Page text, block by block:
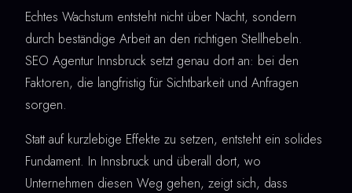
Echtes Wachstum entsteht nicht über Nacht, sondern
durch beständige Arbeit an den richtigen Stellhebeln.
SEO Agentur Innsbruck setzt genau dort an: bei den
Faktoren, die langfristig für Sichtbarkeit und Anfragen
sorgen.
Statt auf kurzlebige Effekte zu setzen, entsteht ein solides
Fundament. In Innsbruck und überall dort, wo
Unternehmen diesen Weg gehen, zeigt sich, dass